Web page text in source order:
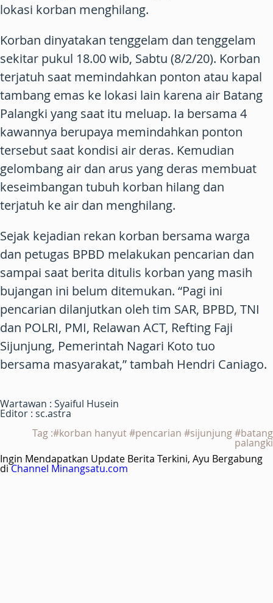
lokasi korban menghilang.
Korban dinyatakan tenggelam dan tenggelam
sekitar pukul 18.00 wib, Sabtu (8/2/20). Korban
terjatuh saat memindahkan ponton atau kapal
tambang emas ke lokasi lain karena air Batang
Palangki yang saat itu meluap. Ia bersama 4
kawannya berupaya memindahkan ponton
tersebut saat kondisi air deras. Kemudian
gelombang air dan arus yang deras membuat
keseimbangan tubuh korban hilang dan
terjatuh ke air dan menghilang.
Sejak kejadian rekan korban bersama warga
dan petugas BPBD melakukan pencarian dan
sampai saat berita ditulis korban yang masih
bujangan ini belum ditemukan. “Pagi ini
pencarian dilanjutkan oleh tim SAR, BPBD, TNI
dan POLRI, PMI, Relawan ACT, Refting Faji
Sijunjung, Pemerintah Nagari Koto tuo
bersama masyarakat,” tambah Hendri Caniago.
Wartawan : Syaiful Husein
Editor : sc.astra
Tag :#korban hanyut #pencarian #sijunjung #batang
palangki
Ingin Mendapatkan Update Berita Terkini, Ayu Bergabung
diChannel Minangsatu.com